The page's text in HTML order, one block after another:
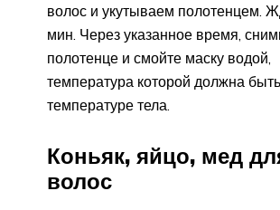
волос и укутываем полотенцем.
мин. Через указанное время,
полотенце и смойте маску водой,
температура которой должна
температуре тела.
Коньяк, яйцо, мед
волос